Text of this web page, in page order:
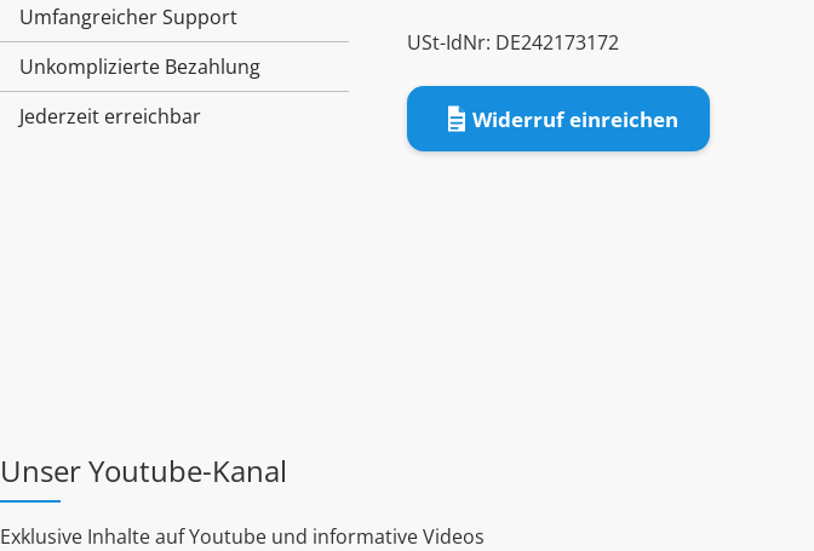
Umfangreicher Support
Unkomplizierte Bezahlung
Jederzeit erreichbar
USt-IdNr: DE242173172
Widerruf einreichen
Unser Youtube-Kanal
Exklusive Inhalte auf Youtube und informative Videos